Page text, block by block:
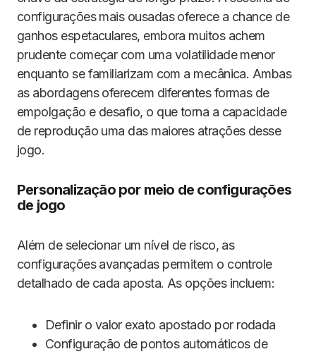
configurações mais ousadas oferece a chance de
ganhos espetaculares, embora muitos achem
prudente começar com uma volatilidade menor
enquanto se familiarizam com a mecânica. Ambas
as abordagens oferecem diferentes formas de
empolgação e desafio, o que torna a capacidade
de reprodução uma das maiores atrações desse
jogo.
Personalização por meio de configurações
de jogo
Além de selecionar um nível de risco, as
configurações avançadas permitem o controle
detalhado de cada aposta. As opções incluem:
Definir o valor exato apostado por rodada
Configuração de pontos automáticos de